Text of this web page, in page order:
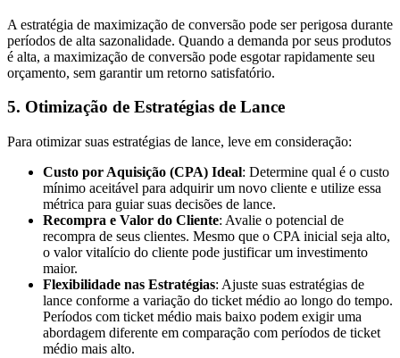
A estratégia de maximização de conversão pode ser perigosa durante
períodos de alta sazonalidade. Quando a demanda por seus produtos
é alta, a maximização de conversão pode esgotar rapidamente seu
orçamento, sem garantir um retorno satisfatório.
5. Otimização de Estratégias de Lance
Para otimizar suas estratégias de lance, leve em consideração:
Custo por Aquisição (CPA) Ideal: Determine qual é o custo
mínimo aceitável para adquirir um novo cliente e utilize essa
métrica para guiar suas decisões de lance.
Recompra e Valor do Cliente: Avalie o potencial de
recompra de seus clientes. Mesmo que o CPA inicial seja alto,
o valor vitalício do cliente pode justificar um investimento
maior.
Flexibilidade nas Estratégias: Ajuste suas estratégias de
lance conforme a variação do ticket médio ao longo do tempo.
Períodos com ticket médio mais baixo podem exigir uma
abordagem diferente em comparação com períodos de ticket
médio mais alto.